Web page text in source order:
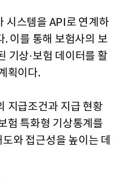
시스템을 API로 연계하
. 이를 통해 보험사의 보
기상·보험 데이터를 활
획이다.
지급조건과 지급 현황
험 특화형 기상통계를
와 접근성을 높이는 데